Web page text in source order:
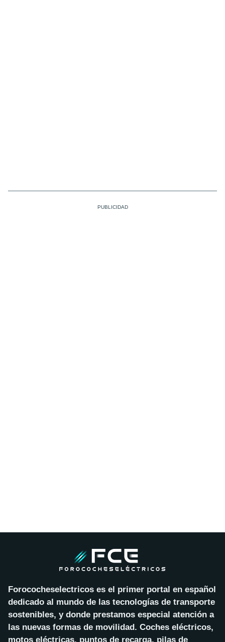
Forococheselectricos es el primer portal en español
dedicado al mundo de las tecnologías de transporte
sostenibles, y donde prestamos especial atención a
las nuevas formas de movilidad. Coches eléctricos,
motos eléctricas, puntos de recarga, pilas de